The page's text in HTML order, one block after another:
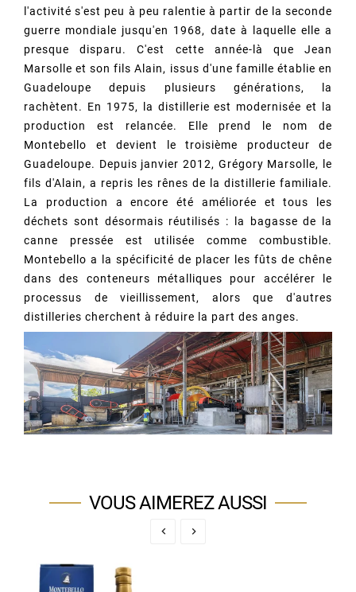
l'activité s'est peu à peu ralentie à partir de la seconde
guerre mondiale jusqu'en 1968, date à laquelle elle a
presque disparu. C'est cette année-là que Jean
Marsolle et son fils Alain, issus d'une famille établie en
Guadeloupe depuis plusieurs générations, la
rachètent. En 1975, la distillerie est modernisée et la
production est relancée. Elle prend le nom de
Montebello et devient le troisième producteur de
Guadeloupe. Depuis janvier 2012, Grégory Marsolle, le
fils d'Alain, a repris les rênes de la distillerie familiale.
La production a encore été améliorée et tous les
déchets sont désormais réutilisés : la bagasse de la
canne pressée est utilisée comme combustible.
Montebello a la spécificité de placer les fûts de chêne
dans des conteneurs métalliques pour accélérer le
processus de vieillissement, alors que d'autres
distilleries cherchent à réduire la part des anges.
VOUS AIMEREZ AUSSI
 